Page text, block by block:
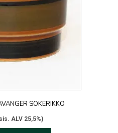
SOKERIKKO
ALV 25,5%)